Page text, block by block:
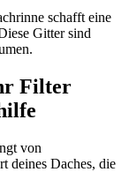
schafft eine
Gitter sind
Filter
von
deines Daches, die